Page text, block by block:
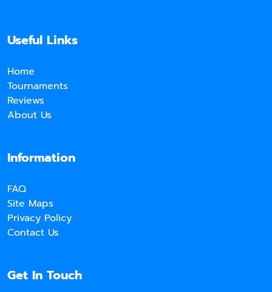
Useful Links
Home
Tournaments
Reviews
About Us
Information
FAQ
Site Maps
Privacy Policy
Contact Us
Get In Touch